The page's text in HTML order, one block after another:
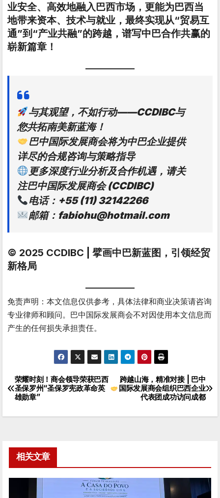
业安全、高效地融入巴西市场，更能为巴西当
地带来资本、技术与就业，最终实现从“贸易互
通”到“产业共融”的跨越，谱写中巴合作共赢的
崭新篇章！
与其观望，不如行动——CCDIBC与
您共拓南美新蓝海！
巴中国际发展商会将为中巴企业提供
详尽的合规咨询与策略指导
更多深度行业分析及合作机遇，请关
注巴中国际发展商会 (CCDIBC)
电话：+55 (11) 32142266
邮箱：fabiohu@hotmail.com
© 2025 CCDIBC | 擘画中巴新蓝图，引领经贸
新格局
免责声明：本文信息仅供参考，具体法律和商业决策请咨询
专业律师和顾问。巴中国际发展商会不对因使用本文信息而
产生的任何损失承担责任。
文
章
航
跨越山海，精准对接 | 巴中
国际发展商会组织巴西企业
代表团成功访问成都
荣耀时刻！商会领导荣获巴西
圣保罗州“圣保罗宪政革命英
雄勋章”
相关文章